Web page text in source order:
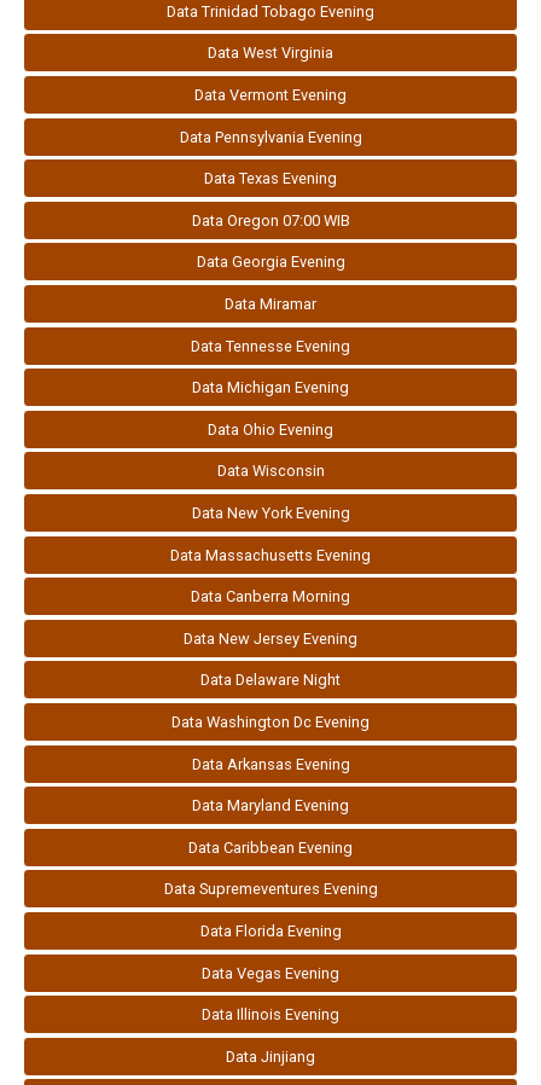
Data Trinidad Tobago Evening
Data West Virginia
Data Vermont Evening
Data Pennsylvania Evening
Data Texas Evening
Data Oregon 07:00 WIB
Data Georgia Evening
Data Miramar
Data Tennesse Evening
Data Michigan Evening
Data Ohio Evening
Data Wisconsin
Data New York Evening
Data Massachusetts Evening
Data Canberra Morning
Data New Jersey Evening
Data Delaware Night
Data Washington Dc Evening
Data Arkansas Evening
Data Maryland Evening
Data Caribbean Evening
Data Supremeventures Evening
Data Florida Evening
Data Vegas Evening
Data Illinois Evening
Data Jinjiang